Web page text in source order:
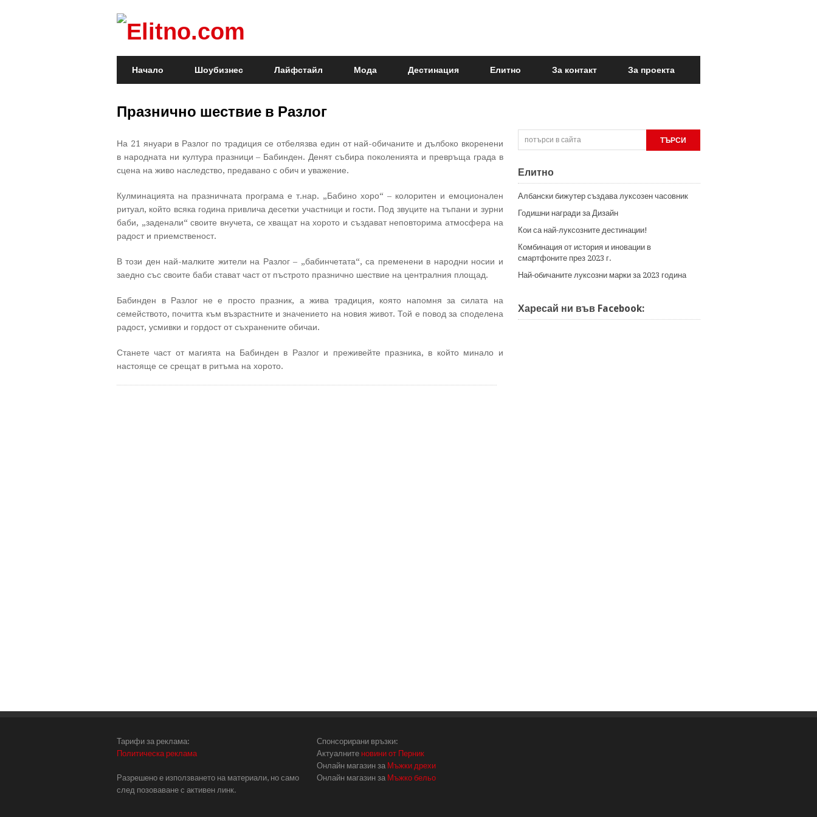
Начало Шоубизнес Лайфстайл Мода Дестинация Елитно За контакт За проекта
Празнично шествие в Разлог
На 21 януари в Разлог по традиция се отбелязва един от най-обичаните и дълбоко вкоренени
в народната ни култура празници – Бабинден. Денят събира поколенията и превръща града в
сцена на живо наследство, предавано с обич и уважение.
Кулминацията на празничната програма е т.нар. „Бабино хоро“ – колоритен и емоционален
ритуал, който всяка година привлича десетки участници и гости. Под звуците на тъпани и зурни
баби, „заденали“ своите внучета, се хващат на хорото и създават неповторима атмосфера на
радост и приемственост.
В този ден най-малките жители на Разлог – „бабинчетата“, са пременени в народни носии и
заедно със своите баби стават част от пъстрото празнично шествие на централния площад.
Бабинден в Разлог не е просто празник, а жива традиция, която напомня за силата на
семейството, почитта към възрастните и значението на новия живот. Той е повод за споделена
радост, усмивки и гордост от съхранените обичаи.
Станете част от магията на Бабинден в Разлог и преживейте празника, в който минало и
настояще се срещат в ритъма на хорото.
Елитно
Албански бижутер създава луксозен часовник
Годишни награди за Дизайн
Кои са най-луксозните дестинации!
Комбинация от история и иновации в
смартфоните през 2023 г.
Най-обичаните луксозни марки за 2023 година
Харесай ни във Facebook:
Тарифи за реклама:
Политическа реклама
Разрешено е използването на материали, но само
след позоваване с активен линк.
Спонсорирани връзки:
Актуалните новини от Перник
Онлайн магазин за Мъжки дрехи
Онлайн магазин за Мъжко бельо